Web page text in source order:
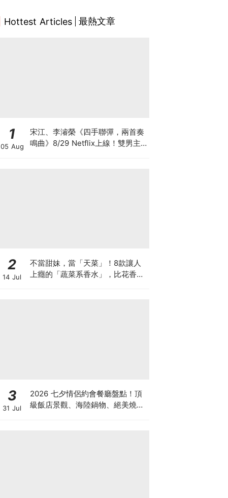
Hottest Articles 最熱文章
1
05 Aug
宋江、李濬榮《四手聯彈，兩首奏
鳴曲》8/29 Netflix上線！雙男主
2
14 Jul
不當甜妹，當「天菜」！8款讓人
上癮的「蔬菜系香水」，比花香更
3
31 Jul
2026 七夕情侶約會餐廳盤點！頂
級飯店景觀、海陸鍋物、絕美燒肉